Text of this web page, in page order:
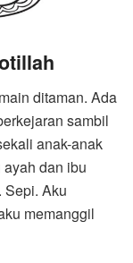
ditaman. Ada
sambil
anak-anak
dan ibu
Sepi. Aku
memanggil